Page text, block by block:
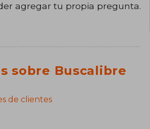
agregar tu propia pregunta.
sobre Buscalibre
de clientes